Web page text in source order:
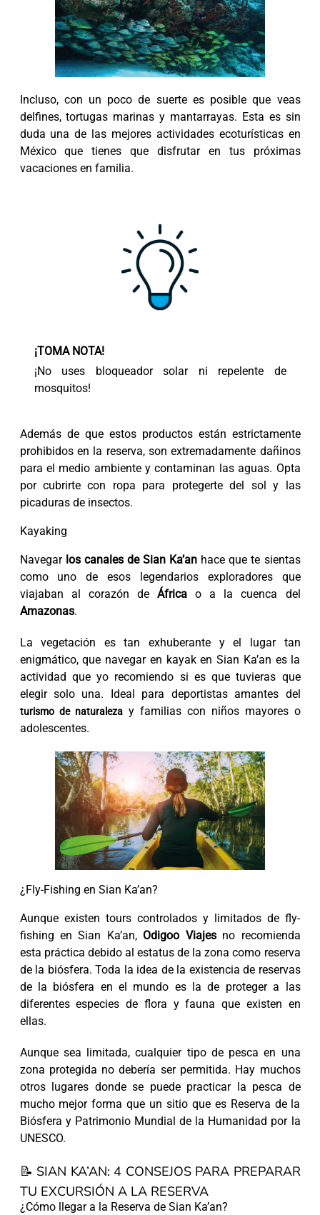
Incluso, con un poco de suerte es posible que veas
delfines, tortugas marinas y mantarrayas. Esta es sin
duda una de las mejores actividades ecoturísticas en
México que tienes que disfrutar en tus próximas
vacaciones en familia.
¡TOMA NOTA!
¡No uses bloqueador solar ni repelente de
mosquitos!
Además de que estos productos están estrictamente
prohibidos en la reserva, son extremadamente dañinos
para el medio ambiente y contaminan las aguas. Opta
por cubrirte con ropa para protegerte del sol y las
picaduras de insectos.
Kayaking
Navegar los canales de Sian Ka’an hace que te sientas
como uno de esos legendarios exploradores que
viajaban al corazón de Áfricao a la cuenca del
Amazonas.
La vegetación es tan exhuberante y el lugar tan
enigmático, que navegar en kayak en Sian Ka’an es la
actividad que yo recomiendo si es que tuvieras que
elegir solo una. Ideal para deportistas amantes del
turismo de naturalezay familias con niños mayores o
adolescentes.
¿Fly-Fishing en Sian Ka’an?
Aunque existen tours controlados y limitados de fly-
fishing en Sian Ka’an, Odigoo Viajesno recomienda
esta práctica debido al estatus de la zona como reserva
de la biósfera. Toda la idea de la existencia de reservas
de la biósfera en el mundo es la de proteger a las
diferentes especies de flora y fauna que existen en
ellas.
Aunque sea limitada, cualquier tipo de pesca en una
zona protegida no debería ser permitida. Hay muchos
otros lugares donde se puede practicar la pesca de
mucho mejor forma que un sitio que es Reserva de la
Biósfera y Patrimonio Mundial de la Humanidad por la
UNESCO.
📝 SIAN KA’AN: 4 CONSEJOS PARA PREPARAR
TU EXCURSIÓN A LA RESERVA
¿Cómo llegar a la Reserva de Sian Ka’an?